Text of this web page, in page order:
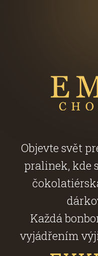
Objevte svět
pralinek, kde
Každá
vyjádřením